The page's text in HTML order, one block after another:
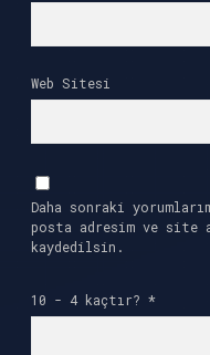
Web Sitesi
Daha sonraki
posta adresim ve site
kaydedilsin.
10 - 4 kaçtır? *